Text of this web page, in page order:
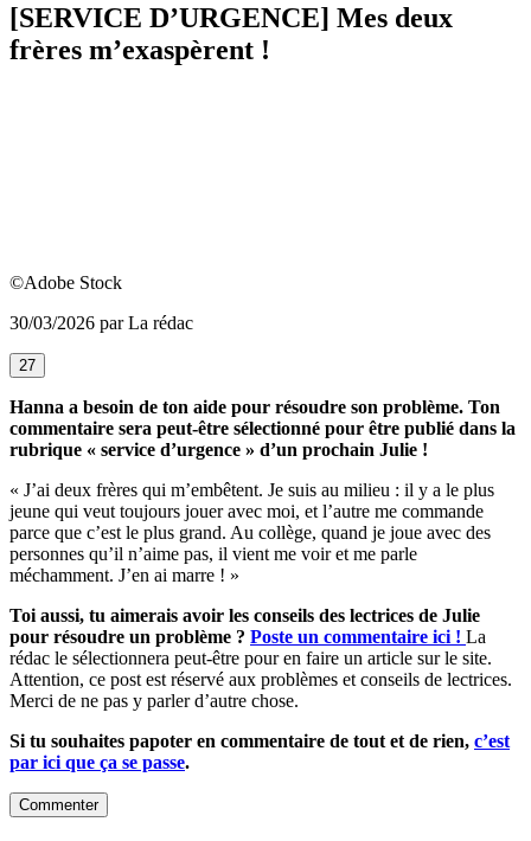
[SERVICE D’URGENCE] Mes deux
frères m’exaspèrent !
©Adobe Stock
30/03/2026 par La rédac
27
Hanna a besoin de ton aide pour résoudre son problème. Ton
commentaire sera peut-être sélectionné pour être publié dans la
rubrique « service d’urgence » d’un prochain Julie !
« J’ai deux frères qui m’embêtent. Je suis au milieu : il y a le plus
jeune qui veut toujours jouer avec moi, et l’autre me commande
parce que c’est le plus grand. Au collège, quand je joue avec des
personnes qu’il n’aime pas, il vient me voir et me parle
méchamment. J’en ai marre ! »
Toi aussi, tu aimerais avoir les conseils des lectrices de Julie
pour résoudre un problème ? Poste un commentaire ici ! La
rédac le sélectionnera peut-être pour en faire un article sur le site.
Attention, ce post est réservé aux problèmes et conseils de lectrices.
Merci de ne pas y parler d’autre chose.
Si tu souhaites papoter en commentaire de tout et de rien, c’est
par ici que ça se passe.
Commenter